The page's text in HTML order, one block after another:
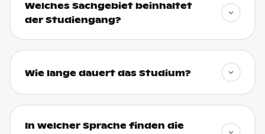
Welches Sachgebiet beinhaltet
der Studiengang?
Wie lange dauert das Studium?
In welcher Sprache finden die